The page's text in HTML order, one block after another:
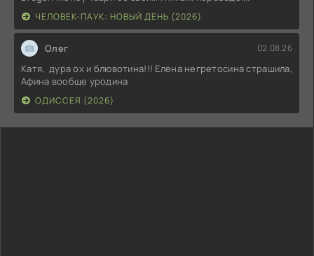
ЧЕЛОВЕК-ПАУК: НОВЫЙ ДЕНЬ (2026)
Олег 02.08.26
Катя, дура ох и блювотина!!! Елена негретосина страшила,
Афина вообще уродина
ОДИССЕЯ (2026)